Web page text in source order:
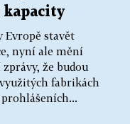
kapacity
stavět
nyní ale mění
že budou
fabrikách